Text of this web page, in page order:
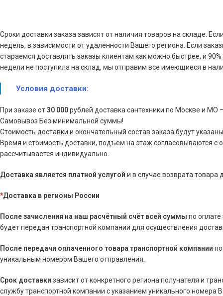
Сроки доставки заказа зависят от наличия товаров на складе.
недель, в зависимости от удаленности Вашего региона. Если
стараемся доставлять заказы клиентам как можно быстрее, и
недели не поступила на склад, мы отправим все имеющиеся в
Условия доставки:
При заказе от30 000рублей доставка сантехники по Москве и МО
Самовывоз Без минимальной суммы!
Стоимость доставки и окончательный состав заказа будут
Время и стоимость доставки, подъем на этаж согласовываются
рассчитывается индивидуально.
Доставка является платной услугой и в случае возврата товара
*Доставка в регионы России
После зачисления на наш расчётный счёт всей суммы по
будет передан транспортной компании для осуществления
После передачи оплаченного товара транспортной компании
уникальным номером Вашего отправления.
Срок доставки зависит от конкретного региона получателя и
службу транспортной компании с указанием уникального номера